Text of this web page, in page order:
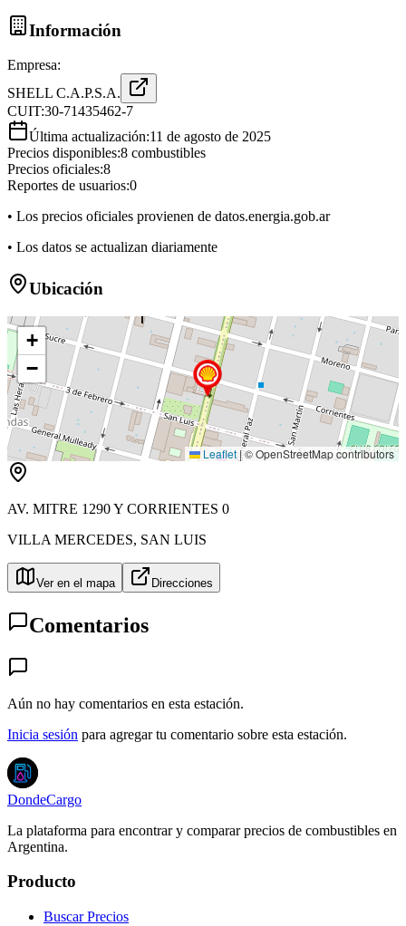
Información
Empresa:
SHELL C.A.P.S.A.
CUIT:30-71435462-7
Última actualización:11 de agosto de 2025
Precios disponibles:8 combustibles
Precios oficiales:8
Reportes de usuarios:0
• Los precios oficiales provienen de datos.energia.gob.ar
• Los datos se actualizan diariamente
Ubicación
+
−
Leaflet|© OpenStreetMap contributors
AV. MITRE 1290 Y CORRIENTES 0
VILLA MERCEDES, SAN LUIS
Ver en el mapa Direcciones
Comentarios
Aún no hay comentarios en esta estación.
Inicia sesión para agregar tu comentario sobre esta estación.
DondeCargo
La plataforma para encontrar y comparar precios de combustibles en
Argentina.
Producto
Buscar Precios